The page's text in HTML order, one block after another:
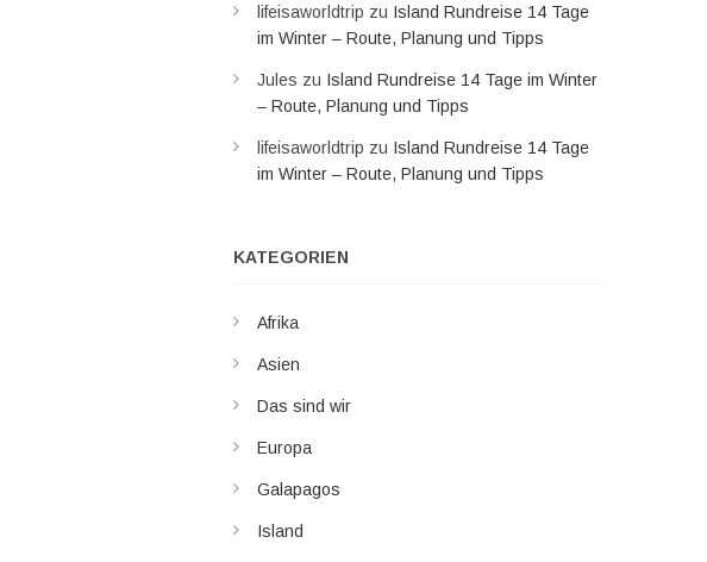
lifeisaworldtrip zu Island Rundreise 14 Tage
im Winter – Route, Planung und Tipps
Jules zu Island Rundreise 14 Tage im Winter
– Route, Planung und Tipps
lifeisaworldtrip zu Island Rundreise 14 Tage
im Winter – Route, Planung und Tipps
KATEGORIEN
Afrika
Asien
Das sind wir
Europa
Galapagos
Island